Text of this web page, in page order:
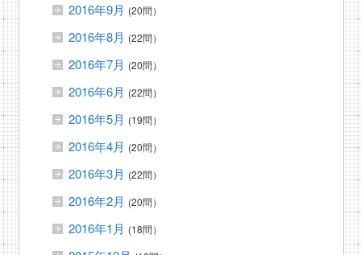
2016年9月 (20問）
2016年8月 (22問）
2016年7月 (20問）
2016年6月 (22問）
2016年5月 (19問）
2016年4月 (20問）
2016年3月 (22問）
2016年2月 (20問）
2016年1月 (18問）